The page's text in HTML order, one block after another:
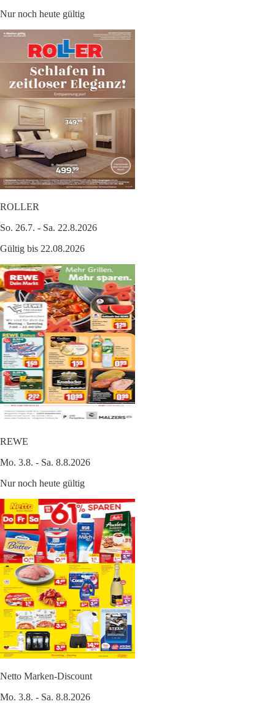
Nur noch heute gültig
ROLLER
So. 26.7. - Sa. 22.8.2026
Gültig bis 22.08.2026
REWE
Mo. 3.8. - Sa. 8.8.2026
Nur noch heute gültig
Netto Marken-Discount
Mo. 3.8. - Sa. 8.8.2026